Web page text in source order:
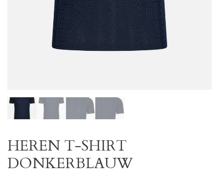
HEREN T-SHIRT
DONKERBLAUW